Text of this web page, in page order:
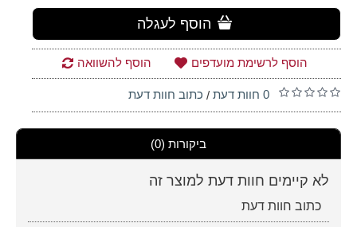
הוסף לעגלה
הוסף לרשימת מועדפים הוסף להשוואה
0 חוות דעת / כתוב חוות דעת
ביקורות (0)
לא קיימים חוות דעת למוצר זה
כתוב חוות דעת